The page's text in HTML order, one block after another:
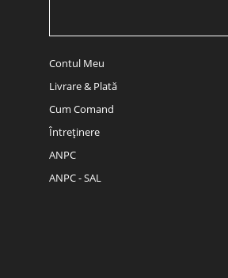
Contul Meu
Livrare & Plată
Cum Comand
Întreținere
ANPC
ANPC - SAL